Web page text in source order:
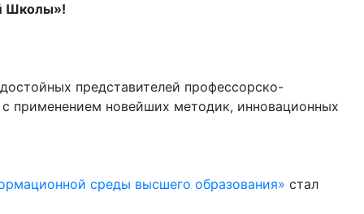
Школы»!
представителей профессорско-
применением новейших методик, инновационных
среды высшего образования» стал